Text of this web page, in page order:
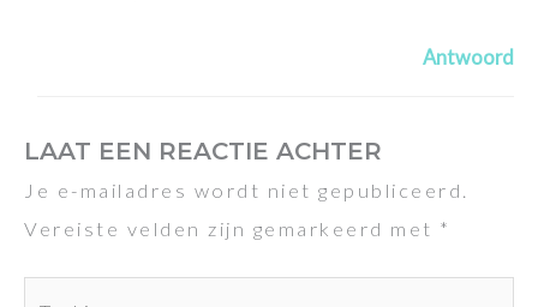
Antwoord
LAAT EEN REACTIE ACHTER
Je e-mailadres wordt niet gepubliceerd.
Vereiste velden zijn gemarkeerd met *